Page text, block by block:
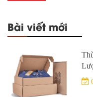
Bài viết mới